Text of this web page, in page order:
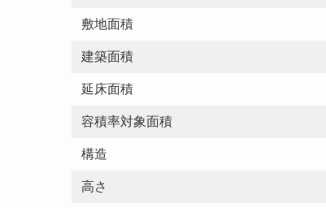
敷地面積
建築面積
延床面積
容積率対象面積
構造
高さ